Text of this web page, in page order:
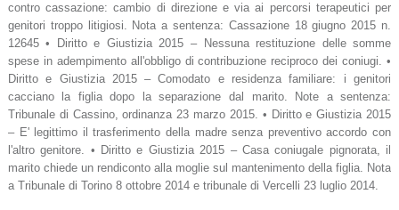
contro cassazione: cambio di direzione e via ai percorsi terapeutici per
genitori troppo litigiosi. Nota a sentenza: Cassazione 18 giugno 2015 n.
12645 • Diritto e Giustizia 2015 – Nessuna restituzione delle somme
spese in adempimento all'obbligo di contribuzione reciproco dei coniugi. •
Diritto e Giustizia 2015 – Comodato e residenza familiare: i genitori
cacciano la figlia dopo la separazione dal marito. Note a sentenza:
Tribunale di Cassino, ordinanza 23 marzo 2015. • Diritto e Giustizia 2015
– E' legittimo il trasferimento della madre senza preventivo accordo con
l'altro genitore. • Diritto e Giustizia 2015 – Casa coniugale pignorata, il
marito chiede un rendiconto alla moglie sul mantenimento della figlia. Nota
a Tribunale di Torino 8 ottobre 2014 e tribunale di Vercelli 23 luglio 2014.